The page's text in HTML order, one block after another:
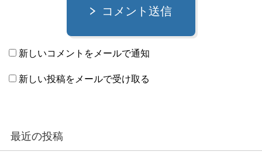
コメント送信
新しいコメントをメールで通知
新しい投稿をメールで受け取る
最近の投稿